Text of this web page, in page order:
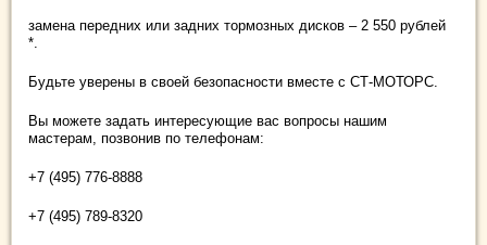
замена передних или задних тормозных дисков – 2 550 рублей
*.
Будьте уверены в своей безопасности вместе с СТ-МОТОРС.
Вы можете задать интересующие вас вопросы нашим
мастерам, позвонив по телефонам:
+7 (495) 776-8888
+7 (495) 789-8320